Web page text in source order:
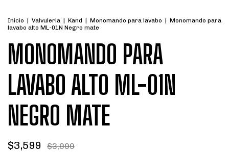
Inicio | Valvuleria | Kand | Monomando para lavabo | Monomando para
lavabo alto ML-01N Negro mate
MONOMANDO PARA
LAVABO ALTO ML-01N
NEGRO MATE
$3,599 $3,999